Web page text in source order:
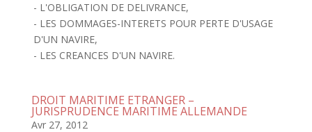
- L'OBLIGATION DE DELIVRANCE,
- LES DOMMAGES-INTERETS POUR PERTE D'USAGE
D'UN NAVIRE,
- LES CREANCES D'UN NAVIRE.
DROIT MARITIME ETRANGER –
JURISPRUDENCE MARITIME ALLEMANDE
Avr 27, 2012